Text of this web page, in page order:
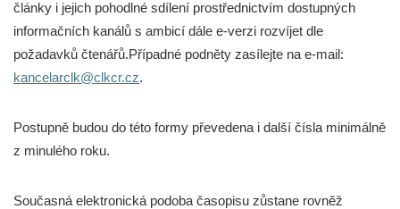
články i jejich pohodlné sdílení prostřednictvím dostupných
informačních kanálů s ambicí dále e-verzi rozvíjet dle
požadavků čtenářů.Případné podněty zasílejte na e-mail:
kancelarclk@clkcr.cz.
Postupně budou do této formy převedena i další čísla minimálně
z minulého roku.
Současná elektronická podoba časopisu zůstane rovněž